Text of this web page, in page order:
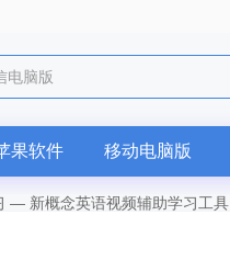
电脑版
果软件 移动电脑版
— 新概念英语视频辅助学习工具